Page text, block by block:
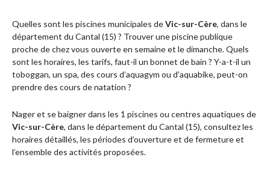
Quelles sont les piscines municipales deVic-sur-Cère, dans le
département du Cantal (15) ? Trouver une piscine publique
proche de chez vous ouverte en semaine et le dimanche. Quels
sont les horaires, les tarifs, faut-il un bonnet de bain ? Y-a-t-il un
toboggan, un spa, des cours d’aquagym ou d’aquabike, peut-on
prendre des cours de natation ?
Nager et se baigner dans les 1 piscines ou centres aquatiques de
Vic-sur-Cère, dans le département du Cantal (15), consultez les
horaires détaillés, les périodes d’ouverture et de fermeture et
l’ensemble des activités proposées.